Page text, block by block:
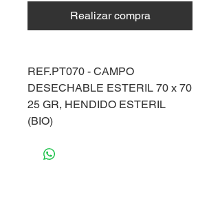
Realizar compra
REF.PT070 - CAMPO
DESECHABLE ESTERIL 70 x 70
25 GR, HENDIDO ESTERIL
(BIO)